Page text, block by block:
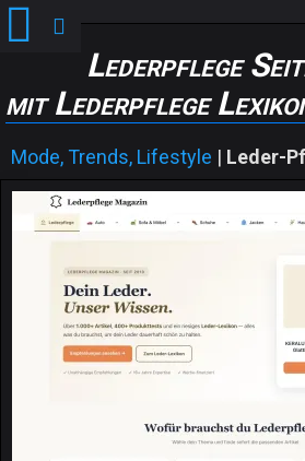
Lederpflege
mit Lederpflege
Mode, Trends, Lifestyle | Leder-